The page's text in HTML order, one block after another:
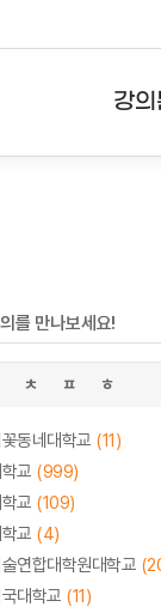
강
를 만나보세요!
ㅊ ㅍ ㅎ
동네대학교 (11)
교 (999)
교 (109)
교 (4)
연합대학원대학교
대학교 (11)